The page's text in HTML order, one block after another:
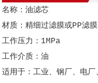
名称：油滤芯
材质：精细过滤膜或PP滤膜
工作压力：1MPa
工作介质：油
适用于：工业、钢厂、电厂